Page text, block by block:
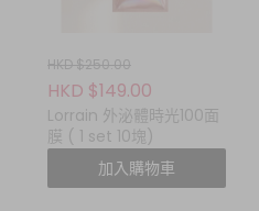
HKD $250.00
HKD $149.00
Lorrain 外泌體時光100面
膜 ( 1 set 10塊)
加入購物車